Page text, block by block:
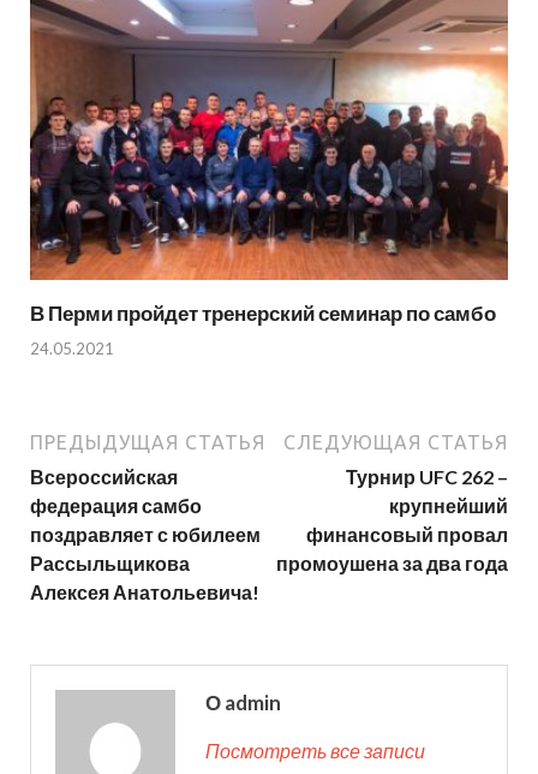
В Перми пройдет тренерский семинар по самбо
24.05.2021
ПРЕДЫДУЩАЯ СТАТЬЯ
Всероссийская
федерация самбо
поздравляет с юбилеем
Рассыльщикова
Алексея Анатольевича!
СЛЕДУЮЩАЯ СТАТЬЯ
Турнир UFC 262 –
крупнейший
финансовый провал
промоушена за два года
О admin
Посмотреть все записи